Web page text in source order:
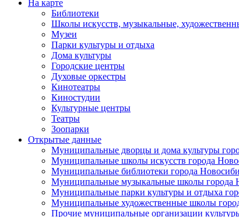
На карте
Библиотеки
Школы искусств, музыкальные,
Музеи
Парки культуры и отдыха
Дома культуры
Городские центры
Духовые оркестры
Кинотеатры
Киностудии
Культурные центры
Театры
Зоопарки
Открытые данные
Муниципальные дворцы и дома культуры
Муниципальные школы искусств города
Муниципальные библиотеки города
Муниципальные музыкальные школы города
Муниципальные парки культуры и отдыха
Муниципальные художественные школы
Прочие муниципальные организации